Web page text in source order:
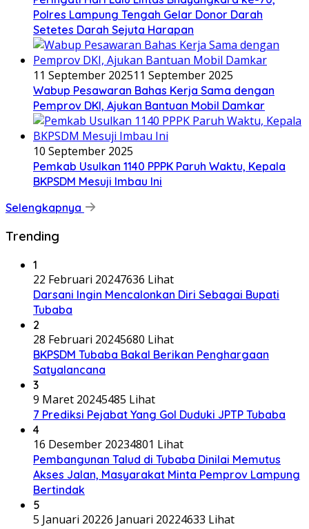
Polres Lampung Tengah Gelar Donor Darah
Setetes Darah Sejuta Harapan
11 September 202511 September 2025
Wabup Pesawaran Bahas Kerja Sama dengan
Pemprov DKI, Ajukan Bantuan Mobil Damkar
10 September 2025
Pemkab Usulkan 1140 PPPK Paruh Waktu, Kepala
BKPSDM Mesuji Imbau Ini
Selengkapnya
Trending
1
22 Februari 20247636 Lihat
Darsani Ingin Mencalonkan Diri Sebagai Bupati
Tubaba
2
28 Februari 20245680 Lihat
BKPSDM Tubaba Bakal Berikan Penghargaan
Satyalancana
3
9 Maret 20245485 Lihat
7 Prediksi Pejabat Yang Gol Duduki JPTP Tubaba
4
16 Desember 20234801 Lihat
Pembangunan Talud di Tubaba Dinilai Memutus
Akses Jalan, Masyarakat Minta Pemprov Lampung
Bertindak
5
5 Januari 20226 Januari 20224633 Lihat